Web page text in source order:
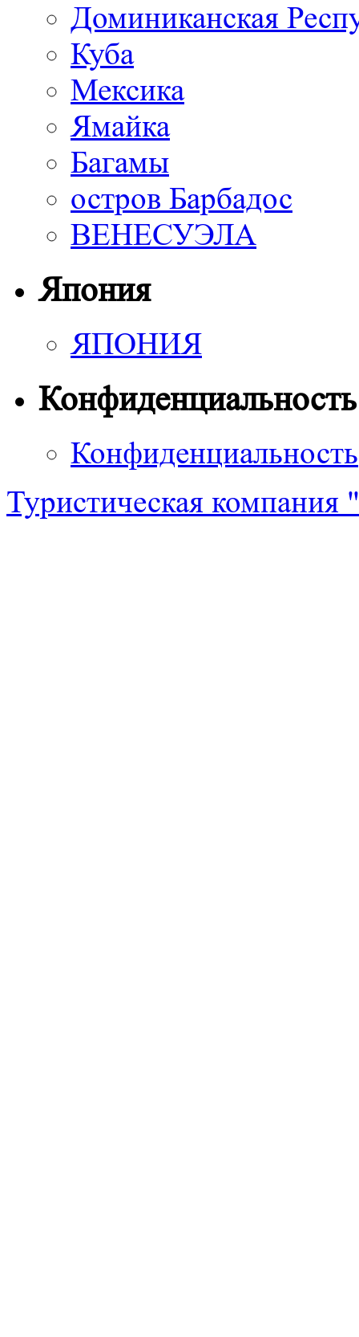
Доминиканская
Куба
Мексика
Ямайка
Багамы
остров Барбадос
ВЕНЕСУЭЛА
Япония
ЯПОНИЯ
Конфиденциальность
Конфиденциальность
Туристическая